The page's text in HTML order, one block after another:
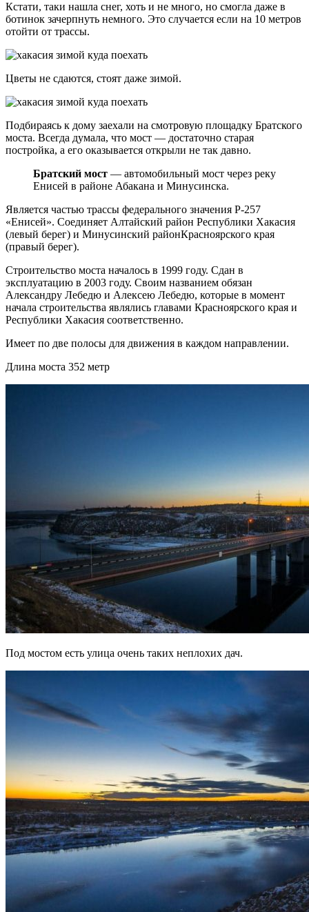
Кстати, таки нашла снег, хоть и не много, но смогла даже в
ботинок зачерпнуть немного. Это случается если на 10 метров
отойти от трассы.
Цветы не сдаются, стоят даже зимой.
Подбираясь к дому заехали на смотровую площадку Братского
моста. Всегда думала, что мост — достаточно старая
постройка, а его оказывается открыли не так давно.
Братский мост — автомобильный мост через реку
Енисей в районе Абакана и Минусинска.
Является частью трассы федерального значения Р-257
«Енисей». Соединяет Алтайский район Республики Хакасия
(левый берег) и Минусинский районКрасноярского края
(правый берег).
Строительство моста началось в 1999 году. Сдан в
эксплуатацию в 2003 году. Своим названием обязан
Александру Лебедю и Алексею Лебедю, которые в момент
начала строительства являлись главами Красноярского края и
Республики Хакасия соответственно.
Имеет по две полосы для движения в каждом направлении.
Длина моста 352 метр
Под мостом есть улица очень таких неплохих дач.